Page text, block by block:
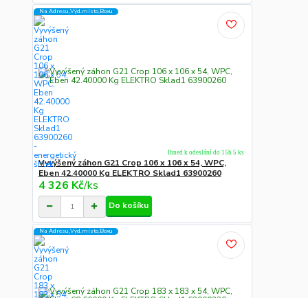
Na Adresu,Výd.místo,Boxu
Vyvýšený záhon G21 Crop 106 x 106 x 54, WPC,
Eben 42.40000 Kg ELEKTRO Sklad1 63900260
4 326 Kč/ks
Ihned k odeslání do 15h 5 ks
Do košíku
Na Adresu,Výd.místo,Boxu